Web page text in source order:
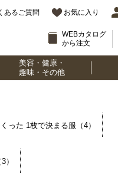
あるご質問 お気に入り
WEBカタログ
から注文
美容・健康・
趣味・その他
った 1枚で決まる服（4）
）